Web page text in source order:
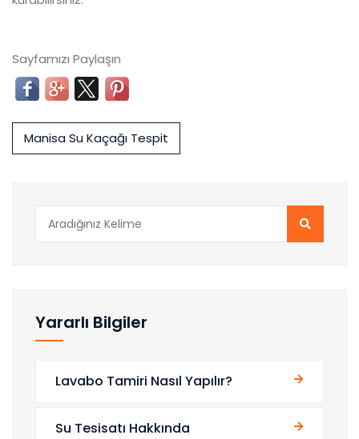
Sayfamızı Paylaşın
Manisa Su Kaçağı Tespit
Yararlı Bilgiler
Lavabo Tamiri Nasıl Yapılır?
Su Tesisatı Hakkında